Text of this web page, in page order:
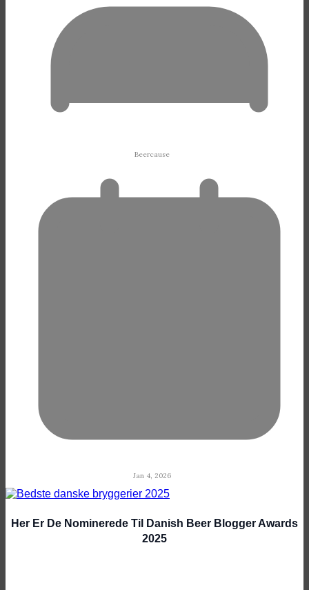
Beercause
Jan 4, 2026
Her Er De Nominerede Til Danish Beer Blogger Awards
2025